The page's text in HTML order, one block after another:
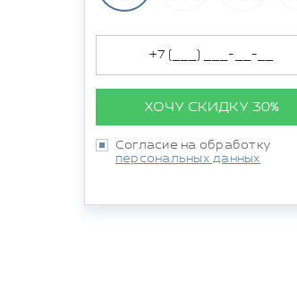
ХОЧУ СКИДКУ 30%
Согласие на обработку
персональных данных